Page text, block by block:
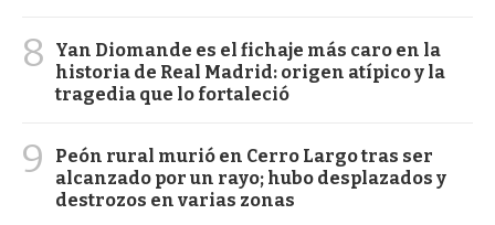
8
Yan Diomande es el fichaje más caro en la
historia de Real Madrid: origen atípico y la
tragedia que lo fortaleció
9
Peón rural murió en Cerro Largo tras ser
alcanzado por un rayo; hubo desplazados y
destrozos en varias zonas